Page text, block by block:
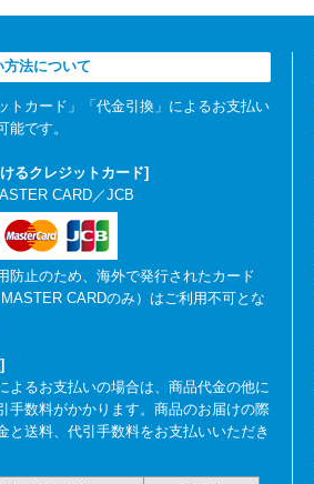
方法について
トカード」「代金引換」によるお支払い
能です。
るクレジットカード]
CARD／JCB
防止のため、海外で発行されたカード
MASTER CARDのみ）はご利用不可とな
よるお支払いの場合は、商品代金の他に
手数料がかかります。商品のお届けの際
と送料、代引手数料をお支払いいただき